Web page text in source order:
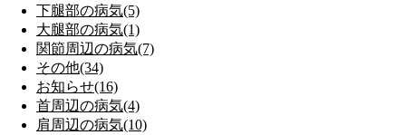
下腿部の病気(5)
大腿部の病気(1)
関節周辺の病気(7)
その他(34)
お知らせ(16)
首周辺の病気(4)
肩周辺の病気(10)